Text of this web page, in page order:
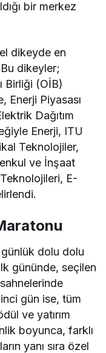
bir merkez
dikeyde en
dikeyler;
Birliği (OİB)
Enerji Piyasası
Dağıtım
Enerji, ITU
Teknolojiler,
ve İnşaat
E-
dolu dolu
gününde, seçilen
gün ise, tüm
ve yatırım
boyunca, farklı
yanı sıra özel